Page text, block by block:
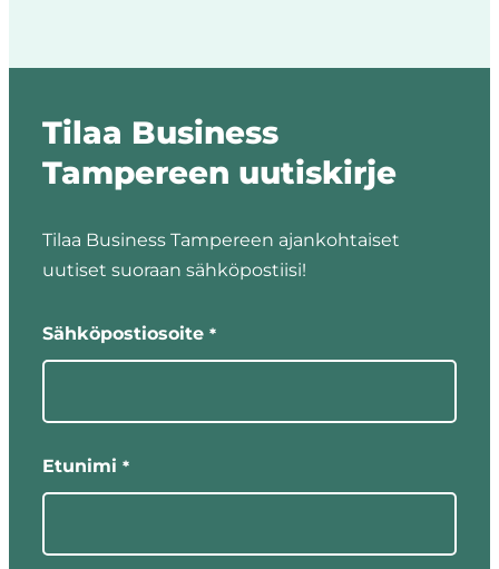
Tilaa Business
Tampereen uutiskirje
Tilaa Business Tampereen ajankohtaiset
uutiset suoraan sähköpostiisi!
näyttää
pakolliset
Sähköpostiosoite *
Etunimi *